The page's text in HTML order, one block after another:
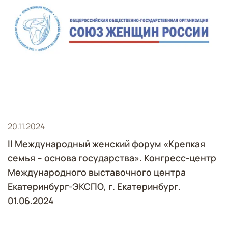
20.11.2024
II Международный женский форум «Крепкая
семья – основа государства». Конгресс-центр
Международного выставочного центра
Екатеринбург-ЭКСПО, г. Екатеринбург.
01.06.2024